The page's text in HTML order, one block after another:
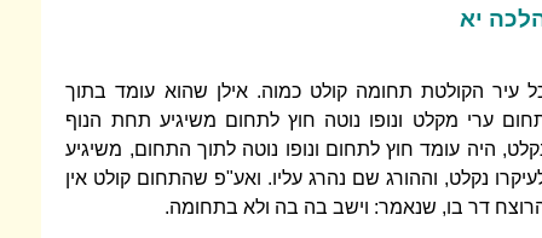
יא
עיר הקולטת תחומה קולט כמוה. אילן שהוא עומד בתוך
ערי מקלט ונופו נוטה חוץ לתחום משיגיע תחת הנוף
היה עומד חוץ לתחום ונופו נוטה לתוך התחום, משיגיע
נקלט, וההורג שם נהרג עליו. ואע"פ שהתחום קולט אין
דר בו, שנאמר: וישב בה בה ולא בתחומה.